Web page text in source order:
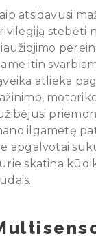
atsidavusi
stebėti
itin
atlieka
ilgametę
apgalvotai
skatina